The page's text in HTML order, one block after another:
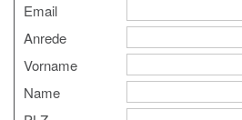
Email
Anrede
Vorname
Name